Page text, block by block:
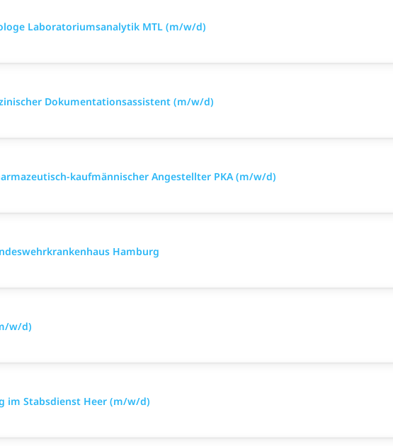
Laboratoriumsanalytik MTL (m/w/d)
Dokumentationsassistent (m/w/d)
kaufmännischer Angestellter PKA (m/w/d)
Hamburg
w/d)
im Stabsdienst Heer (m/w/d)